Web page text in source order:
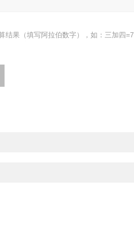
结果（填写阿拉伯数字），如：三加四=7